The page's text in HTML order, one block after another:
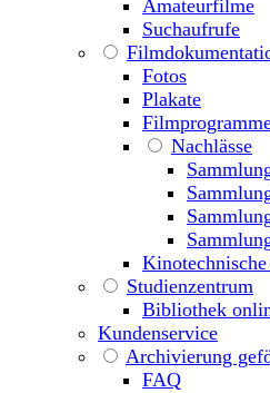
Amateurfilme
Suchaufrufe
Fotos
Plakate
Nachlässe
Studienzentrum
Bibliothek
Kundenservice
Archivierung
FAQ